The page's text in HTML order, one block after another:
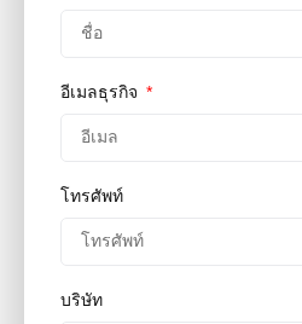
อีเมลธุรกิจ
โทรศัพท์
บริษัท